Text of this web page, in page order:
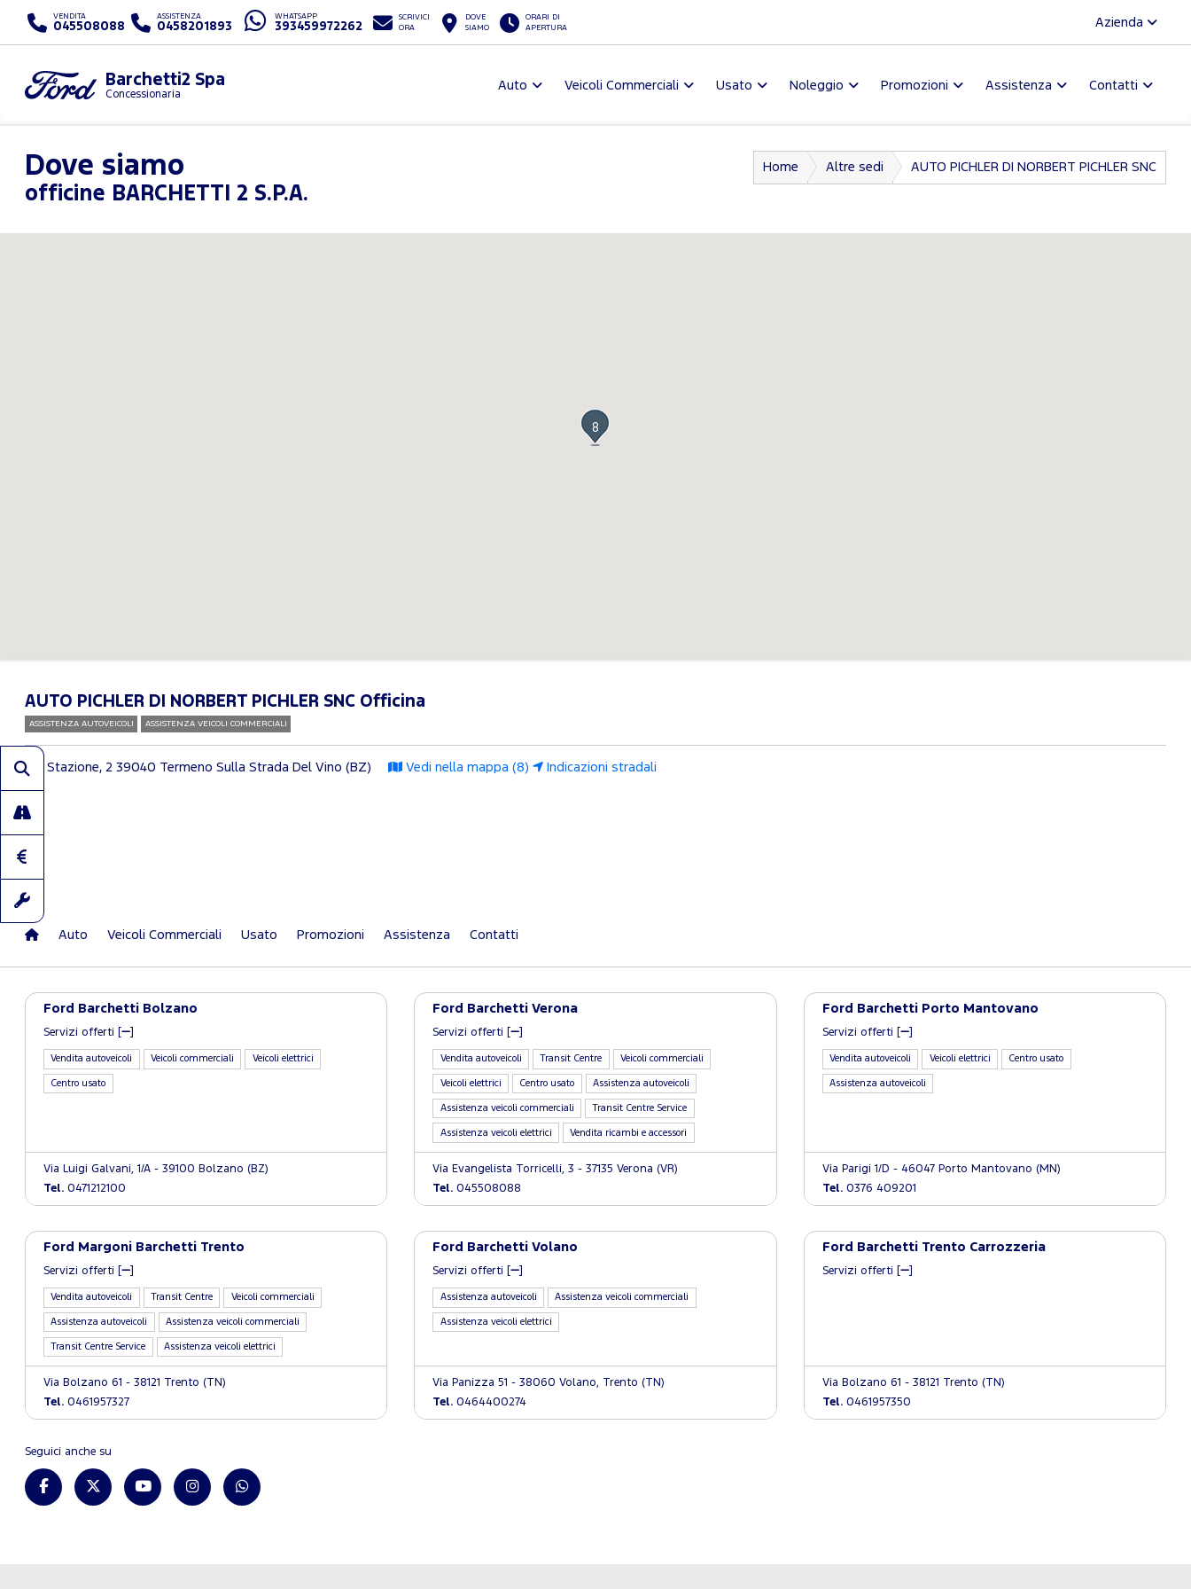
VENDITA
045508088
ASSISTENZA
0458201893
WHATSAPP
393459972262
SCRIVICI
ORA
DOVE
SIAMO
ORARI DI
APERTURA
Azienda
Barchetti2 Spa
Concessionaria
Auto Veicoli Commerciali Usato Noleggio Promozioni Assistenza Contatti
Dove siamo
officine BARCHETTI 2 S.P.A.
Home Altre sedi AUTO PICHLER DI NORBERT PICHLER SNC
8
AUTO PICHLER DI NORBERT PICHLER SNC Officina
ASSISTENZA AUTOVEICOLI ASSISTENZA VEICOLI COMMERCIALI
Via Stazione, 2 39040 Termeno Sulla Strada Del Vino (BZ) Vedi nella mappa (8) Indicazioni stradali
Auto Veicoli Commerciali Usato Promozioni Assistenza Contatti
Ford Barchetti Bolzano
Servizi offerti [
Vendita autoveicoli Veicoli commerciali Veicoli elettrici
Centro usato
Via Luigi Galvani, 1/A - 39100 Bolzano (BZ)
Tel. 0471212100
Ford Barchetti Verona
Servizi offerti [
Vendita autoveicoli Transit Centre Veicoli commerciali
Veicoli elettrici Centro usato Assistenza autoveicoli
Assistenza veicoli commerciali Transit Centre Service
Assistenza veicoli elettrici Vendita ricambi e accessori
Via Evangelista Torricelli, 3 - 37135 Verona (VR)
Tel. 045508088
Ford Barchetti Porto Mantovano
Servizi offerti [ ]
Vendita autoveicoli Veicoli elettrici Centro usato
Assistenza autoveicoli
Via Parigi 1/D - 46047 Porto Mantovano (MN)
Tel.0376 409201
Ford Margoni Barchetti Trento
Servizi offerti [
Vendita autoveicoli Transit Centre Veicoli commerciali
Assistenza autoveicoli Assistenza veicoli commerciali
Transit Centre Service Assistenza veicoli elettrici
Via Bolzano 61 - 38121 Trento (TN)
Tel. 0461957327
Ford Barchetti Volano
Servizi offerti [
Assistenza autoveicoli Assistenza veicoli commerciali
Assistenza veicoli elettrici
Via Panizza 51 - 38060 Volano, Trento (TN)
Tel. 0464400274
Ford Barchetti Trento Carrozzeria
Servizi offerti [ ]
Via Bolzano 61 - 38121 Trento (TN)
Tel.0461957350
Seguici anche su